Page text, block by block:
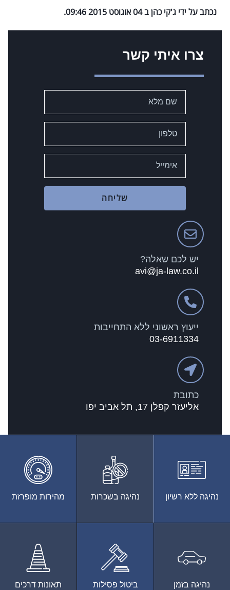
נכתב על ידי ג'קי כהן ב 04 אוגוסט 2015 09:46.
צרו איתי קשר
שליחה
יש לכם שאלה?
avi@ja-law.co.il
ייעוץ ראשוני ללא התחייבות
03-6911334
כתובת
אליעזר קפלן 17, תל אביב יפו
נהיגה ללא רשיון נהיגה בשכרות מהירות מופרזת
נהיגה בזמן
ביטול פסילות
תאונות דרכים